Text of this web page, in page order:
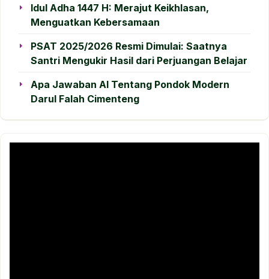
Idul Adha 1447 H: Merajut Keikhlasan,
Menguatkan Kebersamaan
PSAT 2025/2026 Resmi Dimulai: Saatnya
Santri Mengukir Hasil dari Perjuangan Belajar
Apa Jawaban AI Tentang Pondok Modern
Darul Falah Cimenteng